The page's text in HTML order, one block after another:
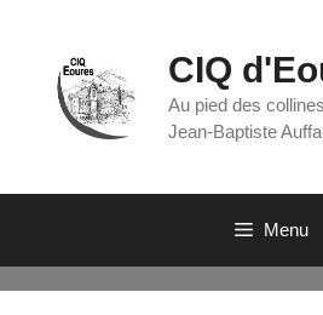
CIQ
Au pied des
Jean-Baptiste
Menu